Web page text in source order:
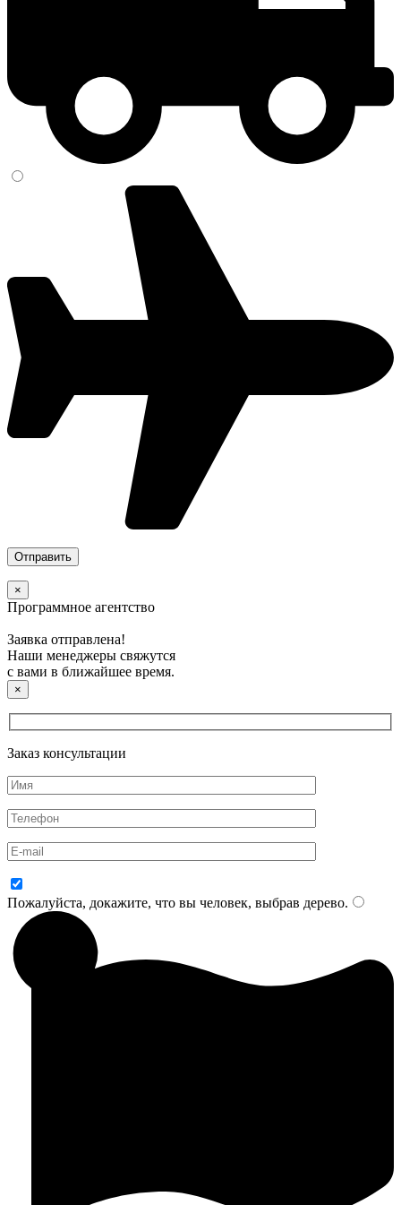
×
Программное агентство
Заявка отправлена!
Наши менеджеры свяжутся
с вами в ближайшее время.
×
Заказ консультации
Пожалуйста, докажите, что вы человек, выбрав дерево.